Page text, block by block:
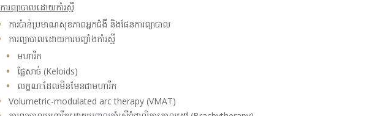
ការព្យាបាលដោយកាំរស្មី
ការប៉ាន់ប្រមាណសុខភាពអ្នកជំងឺ និងផែនការព្យាបាល
ការព្យាបាលដោយការបញ្ចាំងកាំរស្មី
មហារីក
ផ្លែសាច់ (Keloids)
លក្ខណ:ដែលមិនមែនជាមហារីក
Volumetric-modulated arc therapy (VMAT)